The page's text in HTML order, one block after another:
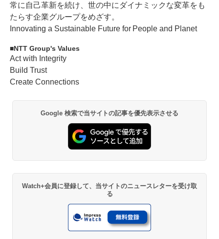
常に自己革新を続け、世の中にダイナミックな変革をも
たらす企業グループをめざす。
Innovating a Sustainable Future for People and Planet
NTT Group's Values
Act with Integrity
Build Trust
Create Connections
Google 検索で当サイトの記事を優先表示させる
Watch+会員に登録して、当サイトのニュースレターを受け取
る